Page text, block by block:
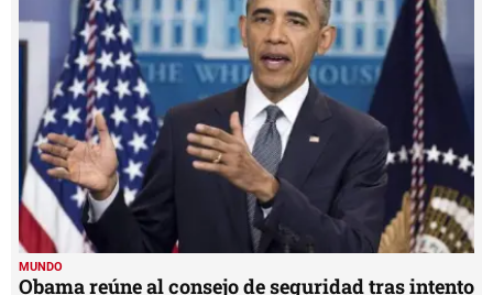
MUNDO
Obama reúne al consejo de seguridad tras intento